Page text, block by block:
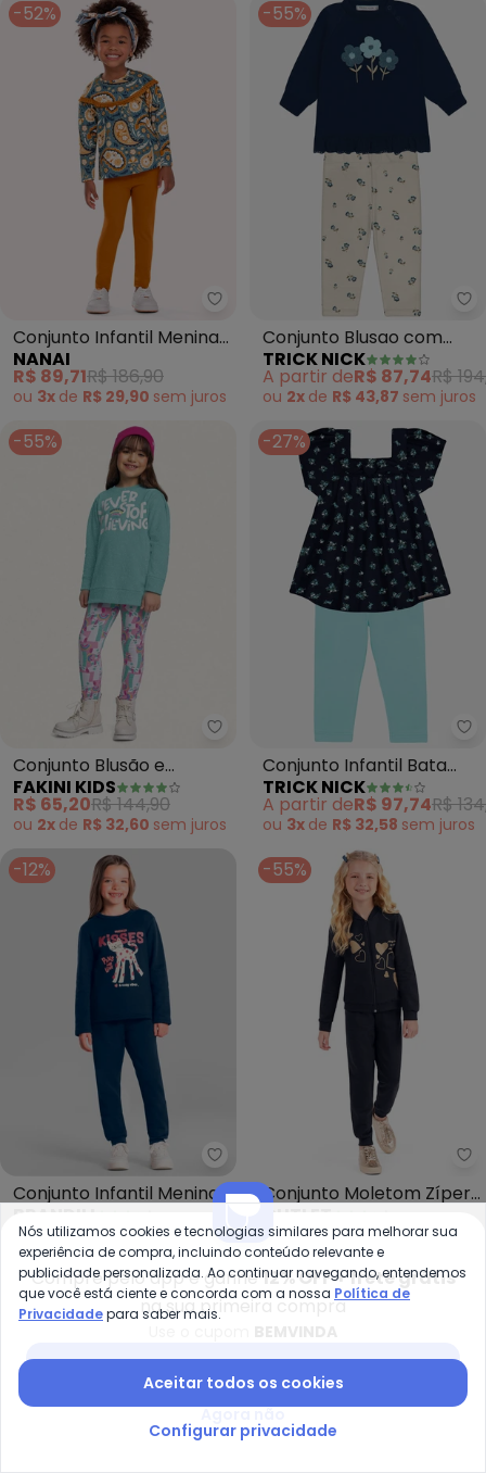
-52%
Nanai - Conjunto Infantil
Conjunto Infantil Menina
em Cotton (Azul)
NANAI
R$ 89,71R$ 186,90
ou 3x de R$ 29,90 sem juros
-55%
Conjunto Blusao com
Legging (Azul)
TRICK NICK
A partir deR$ 87,74R$
ou 2x de R$ 43,87 sem juros
-55%
Fakini Kids - Conjunto Blusão e
Conjunto Blusão e
Legging (Azul)
FAKINI KIDS
R$ 65,20R$ 144,90
ou 2x de R$ 32,60 sem juros
-27%
Conjunto Infantil Bata
com Legging (Azul)
TRICK NICK
A partir deR$ 97,74R$
ou 3x de R$ 32,58 sem juros
-12%
Brandili - Conjunto Infantil
Conjunto Infantil Menina
de Gatinho (Azul)
BRANDILI
R$ 104,99R$ 119,99
ou3xdeR$ 34,99semjuros
-55%
Conjunto Moletom Zíper
Corações Menina (Azul)
OUTLET
R$ 77,80R$ 172,90
ou2xdeR$ 38,90
-25% -30%
Compre pelo app e ganhe12% OFF + frete grátis
na sua primeira compra
Nós utilizamos cookies e tecnologias similares para melhorar sua
experiência de compra, incluindo conteúdo relevante e
publicidade personalizada. Ao continuar navegando, entendemos
que você está ciente e concorda com a nossa Política de
Privacidadepara saber mais.
Aceitar todos os cookies
Configurar privacidade